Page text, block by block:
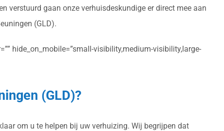
verstuurd gaan onze verhuisdeskundige er direct mee aan
(GLD).
hide_on_mobile=”small-visibility,medium-visibility,large-
(GLD)?
om u te helpen bij uw verhuizing. Wij begrijpen dat